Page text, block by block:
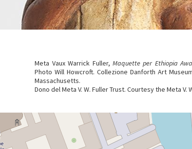
Meta Vaux Warrick Fuller, Maquette per Ethiopia
Photo Will Howcroft. Collezione Danforth Art
Massachusetts.
Dono del Meta V. W. Fuller Trust. Courtesy the Meta V.